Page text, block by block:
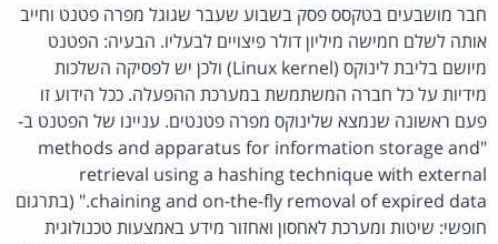
חבר מושבעים בטקסס פסק בשבוע שעבר שגוגל מפרה פטנט וחייב
אותה לשלם חמישה מיליון דולר פיצויים לבעליו. הבעיה: הפטנט
מיושם בליבת לינוקס (Linux kernel) ולכן יש לפסיקה השלכות
מידיות על כל חברה המשתמשת במערכת ההפעלה. ככל הידוע זו
פעם ראשונה שנמצא שלינוקס מפרה פטנטים. עניינו של הפטנט ב-
"methods and apparatus for information storage and
retrieval using a hashing technique with external
chaining and on-the-fly removal of expired data." (בתרגום
חופשי: שיטות ומערכת לאחסון ואחזור מידע באמצעות טכנולוגית